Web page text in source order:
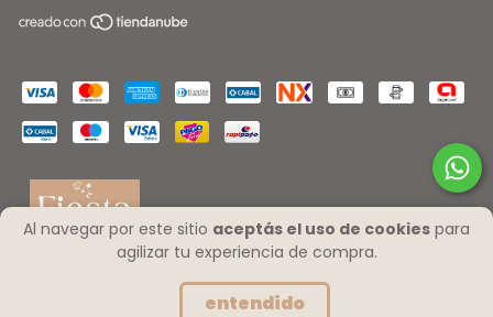
Al navegar por este sitio aceptás el uso de cookies para
agilizar tu experiencia de compra.
entendido